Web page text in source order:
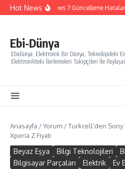
İçeriğe atla
Hot NewsWindows 7 Güncelleme
Ebi-Dünya
Ebidünya, Elektronik Bir Dünya, Teknolojideki
Elektronikteki İlerlemeleri Takipçileri İle
Anasayfa /Yorum /Turkcell’den Sony
Xperia Z Fiyatı
Beyaz Eşya Bilgi Teknolojileri
Bilgisayar Parçaları
Elektrik Ev